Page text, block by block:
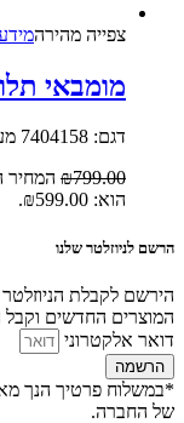
צפייה‬ ‫מהירה‬
מומבאי
דגם: 7404158 מעוצבת לחלל הבית
₪799.00 המחיר
הוא: ₪599.00.
הרשם לניוזלטר שלנו
הירשם לקבלת
המוצרים החדשים וקבל
דואר אלקטרוני
הרשמה
*במשלוח פרטיך הנך
של החברה.